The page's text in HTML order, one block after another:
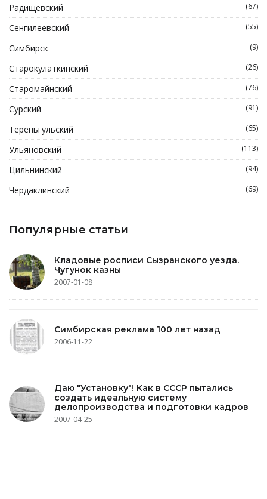
Радищевский (67)
Сенгилеевский (55)
Симбирск (9)
Старокулаткинский (26)
Старомайнский (76)
Сурский (91)
Тереньгульский (65)
Ульяновский (113)
Цильнинский (94)
Чердаклинский (69)
Популярные статьи
Кладовые росписи Сызранского уезда.
Чугунок казны
2007-01-08
Симбирская реклама 100 лет назад
2006-11-22
Даю "Установку"! Как в СССР пытались
создать идеальную систему
делопроизводства и подготовки кадров
2007-04-25